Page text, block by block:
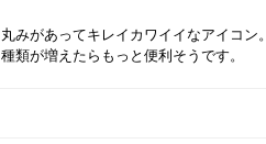
丸みがあってキレイカワイイなアイコン。
種類が増えたらもっと便利そうです。